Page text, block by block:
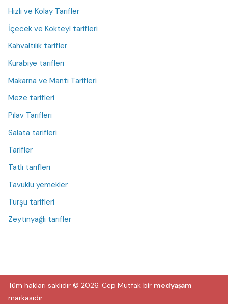
Hızlı ve Kolay Tarifler
İçecek ve Kokteyl tarifleri
Kahvaltılık tarifler
Kurabiye tarifleri
Makarna ve Mantı Tarifleri
Meze tarifleri
Pilav Tarifleri
Salata tarifleri
Tarifler
Tatlı tarifleri
Tavuklu yemekler
Turşu tarifleri
Zeytinyağlı tarifler
Tüm hakları saklıdır © 2026. Cep Mutfak bir medyaşam
markasıdır.